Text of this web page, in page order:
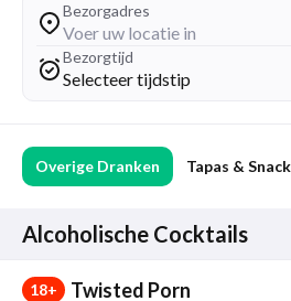
Bezorgadres
Voer uw locatie in
Bezorgtijd
Selecteer tijdstip
Overige Dranken Tapas &
Alcoholische Cocktails
18+ Twisted Porn